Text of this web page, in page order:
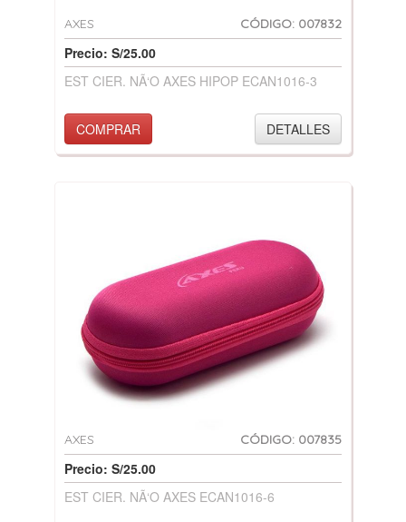
AXES CÓDIGO: 007832
Precio: S/25.00
EST CIER. NÃ‘O AXES HIPOP ECAN1016-3
COMPRAR DETALLES
AXES CÓDIGO: 007835
Precio: S/25.00
EST CIER. NÃ‘O AXES ECAN1016-6